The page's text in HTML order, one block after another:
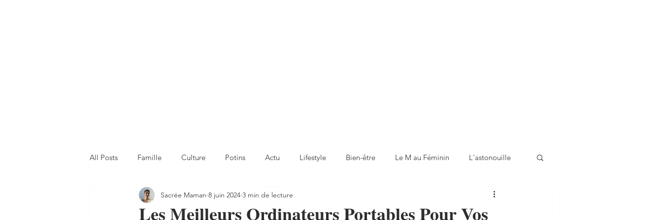
All Posts Famille Culture Potins Actu Lifestyle Bien-être Le M au Féminin L'astonouille
Les Meilleurs Ordinateurs Portables Pour Vos
Sacrée Maman 8 juin 2024 3 min de lecture